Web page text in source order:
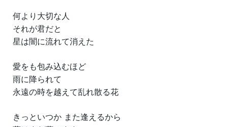
何より大切な人
それが君だと
星は闇に流れて消えた
愛をも包み込むほど
雨に降られて
永遠の時を越えて乱れ散る花
きっといつか また逢えるから